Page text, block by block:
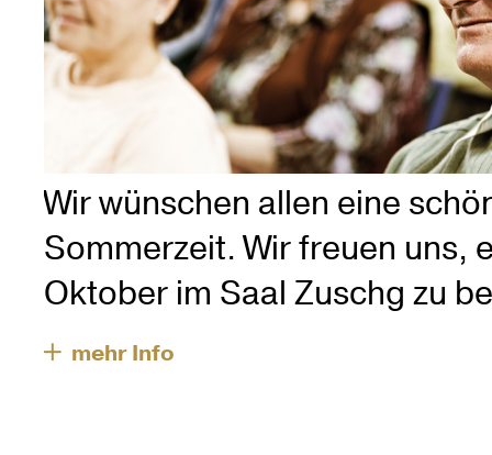
Wir wünschen allen eine
Sommerzeit. Wir freuen uns,
Oktober im Saal Zuschg zu